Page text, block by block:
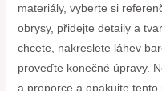
materiály, vyberte si
obrysy, přidejte detaily a
chcete, nakreslete láhev
proveďte konečné úpravy.
a proporce a opakujte